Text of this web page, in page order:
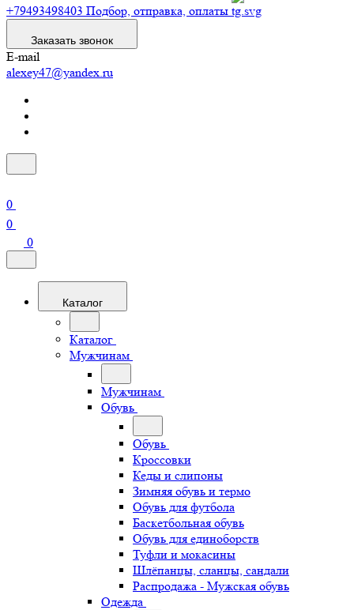
+79493498403 Подбор, отправка, оплаты
Заказать звонок
E-mail
alexey47@yandex.ru
0
0
0
Каталог
Каталог
Мужчинам
Мужчинам
Обувь
Обувь
Кроссовки
Кеды и слипоны
Зимняя обувь и термо
Обувь для футбола
Баскетбольная обувь
Обувь для единоборств
Туфли и мокасины
Шлёпанцы, сланцы, сандали
Распродажа - Мужская обувь
Одежда